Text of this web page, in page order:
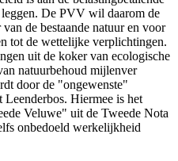
De PVV wil daarom de
de bestaande natuur en voor
tot de wettelijke verplichtingen.
uit de koker van ecologische
natuurbehoud mijlenver
door de "ongewenste"
Hiermee is het
Veluwe" uit de Tweede Nota
onbedoeld werkelijkheid